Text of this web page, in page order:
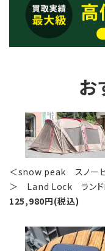
お
＜snow peak スノー
＞ Land Lock ランド
125,980円(税込)